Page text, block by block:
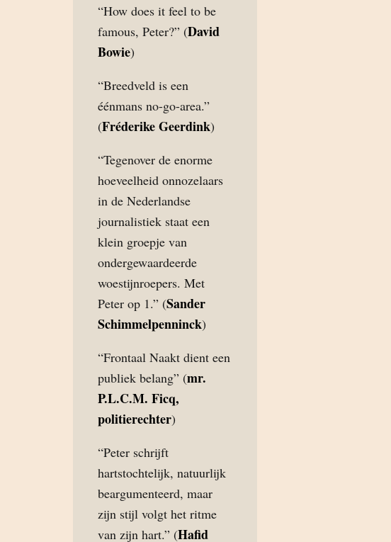
“How does it feel to be
famous, Peter?” (David
Bowie)
“Breedveld is een
éénmans no-go-area.”
(Fréderike Geerdink)
“Tegenover de enorme
hoeveelheid onnozelaars
in de Nederlandse
journalistiek staat een
klein groepje van
ondergewaardeerde
woestijnroepers. Met
Peter op 1.” (Sander
Schimmelpenninck)
“Frontaal Naakt dient een
publiek belang” (mr.
P.L.C.M. Ficq,
politierechter)
“Peter schrijft
hartstochtelijk, natuurlijk
beargumenteerd, maar
zijn stijl volgt het ritme
van zijn hart.” (Hafid